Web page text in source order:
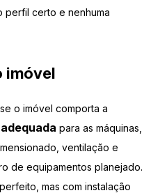
perfil certo e nenhuma
imóvel
o imóvel comporta a
para as máquinas,
ventilação e
de equipamentos planejado.
mas com instalação